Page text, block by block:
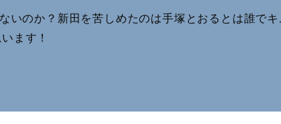
いのか？新田を苦しめたのは手塚とおるとは誰でキ
ます！